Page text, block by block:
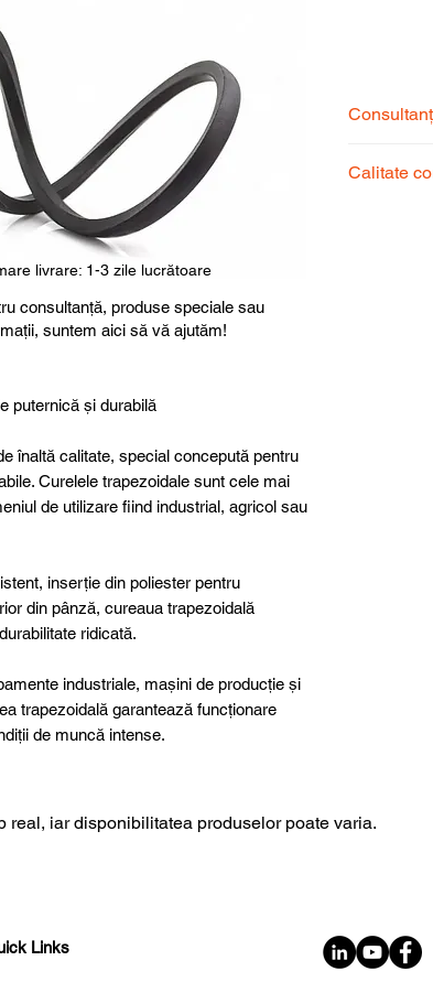
puternică și durabilă
înaltă calitate, special concepută pentru
Curelele trapezoidale sunt cele mai
de utilizare fiind industrial, agricol sau
inserție din poliester pentru
din pânză, cureaua trapezoidală
ridicată.
industriale, mașini de producție și
trapezoidală garantează funcționare
de muncă intense.
pentru a
Calitate
livrare: 1-3 zile lucrătoare
consultanță, produse speciale sau
suntem aici să vă ajutăm!
real, iar disponibilitatea produselor poate varia.
Links